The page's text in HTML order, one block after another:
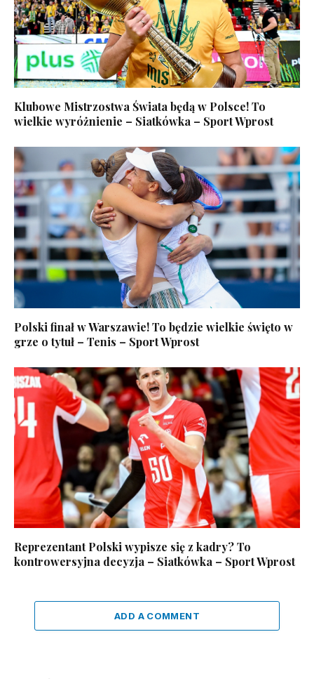
Klubowe Mistrzostwa Świata będą w Polsce! To
wielkie wyróżnienie – Siatkówka – Sport Wprost
Polski finał w Warszawie! To będzie wielkie święto w
grze o tytuł – Tenis – Sport Wprost
Reprezentant Polski wypisze się z kadry? To
kontrowersyjna decyzja – Siatkówka – Sport Wprost
ADD A COMMENT